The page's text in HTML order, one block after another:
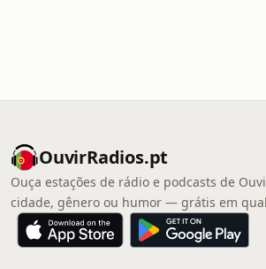
OuvirRadios.pt
Ouça estações de rádio e podcasts de
cidade, gênero ou humor — grátis em